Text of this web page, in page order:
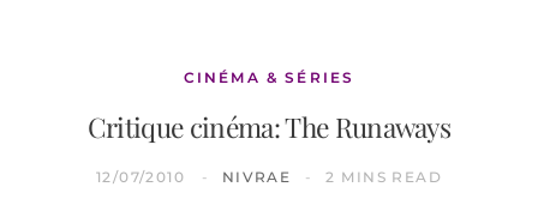
CINÉMA & SÉRIES
Critique cinéma: The Runaways
12/07/2010 NIVRAE 2 MINS READ